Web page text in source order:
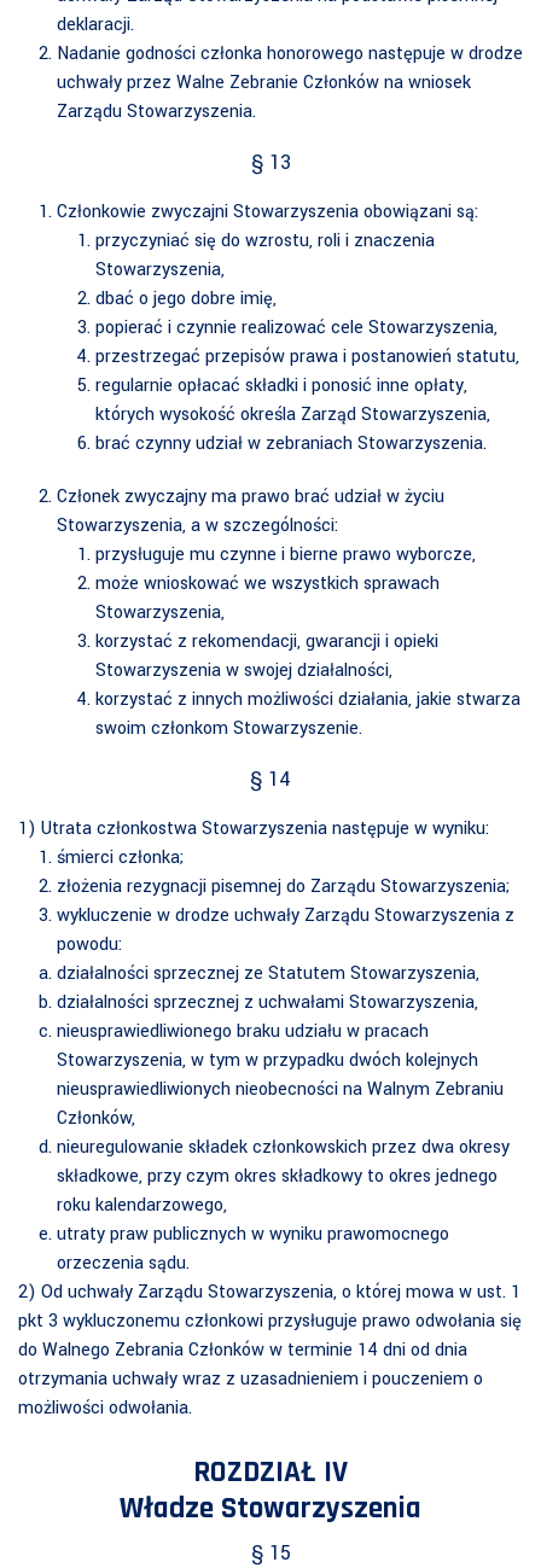
deklaracji.
Nadanie godności członka honorowego następuje w drodze
uchwały przez Walne Zebranie Członków na wniosek
Zarządu Stowarzyszenia.
§ 13
Członkowie zwyczajni Stowarzyszenia obowiązani są:
przyczyniać się do wzrostu, roli i znaczenia
Stowarzyszenia,
dbać o jego dobre imię,
popierać i czynnie realizować cele Stowarzyszenia,
przestrzegać przepisów prawa i postanowień statutu,
regularnie opłacać składki i ponosić inne opłaty,
których wysokość określa Zarząd Stowarzyszenia,
brać czynny udział w zebraniach Stowarzyszenia.
Członek zwyczajny ma prawo brać udział w życiu
Stowarzyszenia, a w szczególności:
przysługuje mu czynne i bierne prawo wyborcze,
może wnioskować we wszystkich sprawach
Stowarzyszenia,
korzystać z rekomendacji, gwarancji i opieki
Stowarzyszenia w swojej działalności,
korzystać z innych możliwości działania, jakie stwarza
swoim członkom Stowarzyszenie.
§ 14
1) Utrata członkostwa Stowarzyszenia następuje w wyniku:
śmierci członka;
złożenia rezygnacji pisemnej do Zarządu Stowarzyszenia;
wykluczenie w drodze uchwały Zarządu Stowarzyszenia z
powodu:
działalności sprzecznej ze Statutem Stowarzyszenia,
działalności sprzecznej z uchwałami Stowarzyszenia,
nieusprawiedliwionego braku udziału w pracach
Stowarzyszenia, w tym w przypadku dwóch kolejnych
nieusprawiedliwionych nieobecności na Walnym Zebraniu
Członków,
nieuregulowanie składek członkowskich przez dwa okresy
składkowe, przy czym okres składkowy to okres jednego
roku kalendarzowego,
utraty praw publicznych w wyniku prawomocnego
orzeczenia sądu.
2) Od uchwały Zarządu Stowarzyszenia, o której mowa w ust. 1
pkt 3 wykluczonemu członkowi przysługuje prawo odwołania się
do Walnego Zebrania Członków w terminie 14 dni od dnia
otrzymania uchwały wraz z uzasadnieniem i pouczeniem o
możliwości odwołania.
ROZDZIAŁ IV
Władze Stowarzyszenia
§ 15